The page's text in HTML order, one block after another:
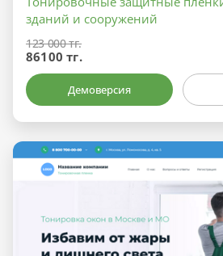
зданий и сооружений
123 000 тг.
86100 тг.
Демоверсия